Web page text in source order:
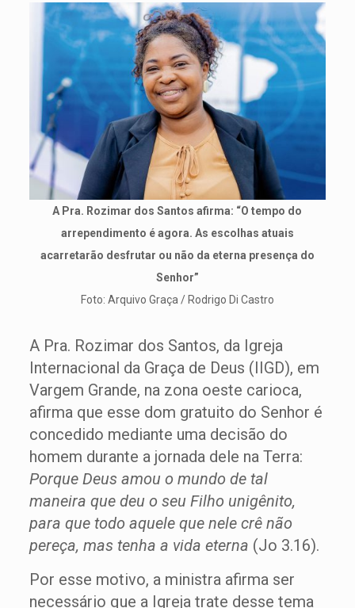
A Pra. Rozimar dos Santos afirma: “O tempo do
arrependimento é agora. As escolhas atuais
acarretarão desfrutar ou não da eterna presença do
Senhor”
Foto: Arquivo Graça / Rodrigo Di Castro
A Pra. Rozimar dos Santos, da Igreja
Internacional da Graça de Deus (IIGD), em
Vargem Grande, na zona oeste carioca,
afirma que esse dom gratuito do Senhor é
concedido mediante uma decisão do
homem durante a jornada dele na Terra:
Porque Deus amou o mundo de tal
maneira que deu o seu Filho unigênito,
para que todo aquele que nele crê não
pereça, mas tenha a vida eterna (Jo 3.16).
Por esse motivo, a ministra afirma ser
necessário que a Igreja trate desse tema